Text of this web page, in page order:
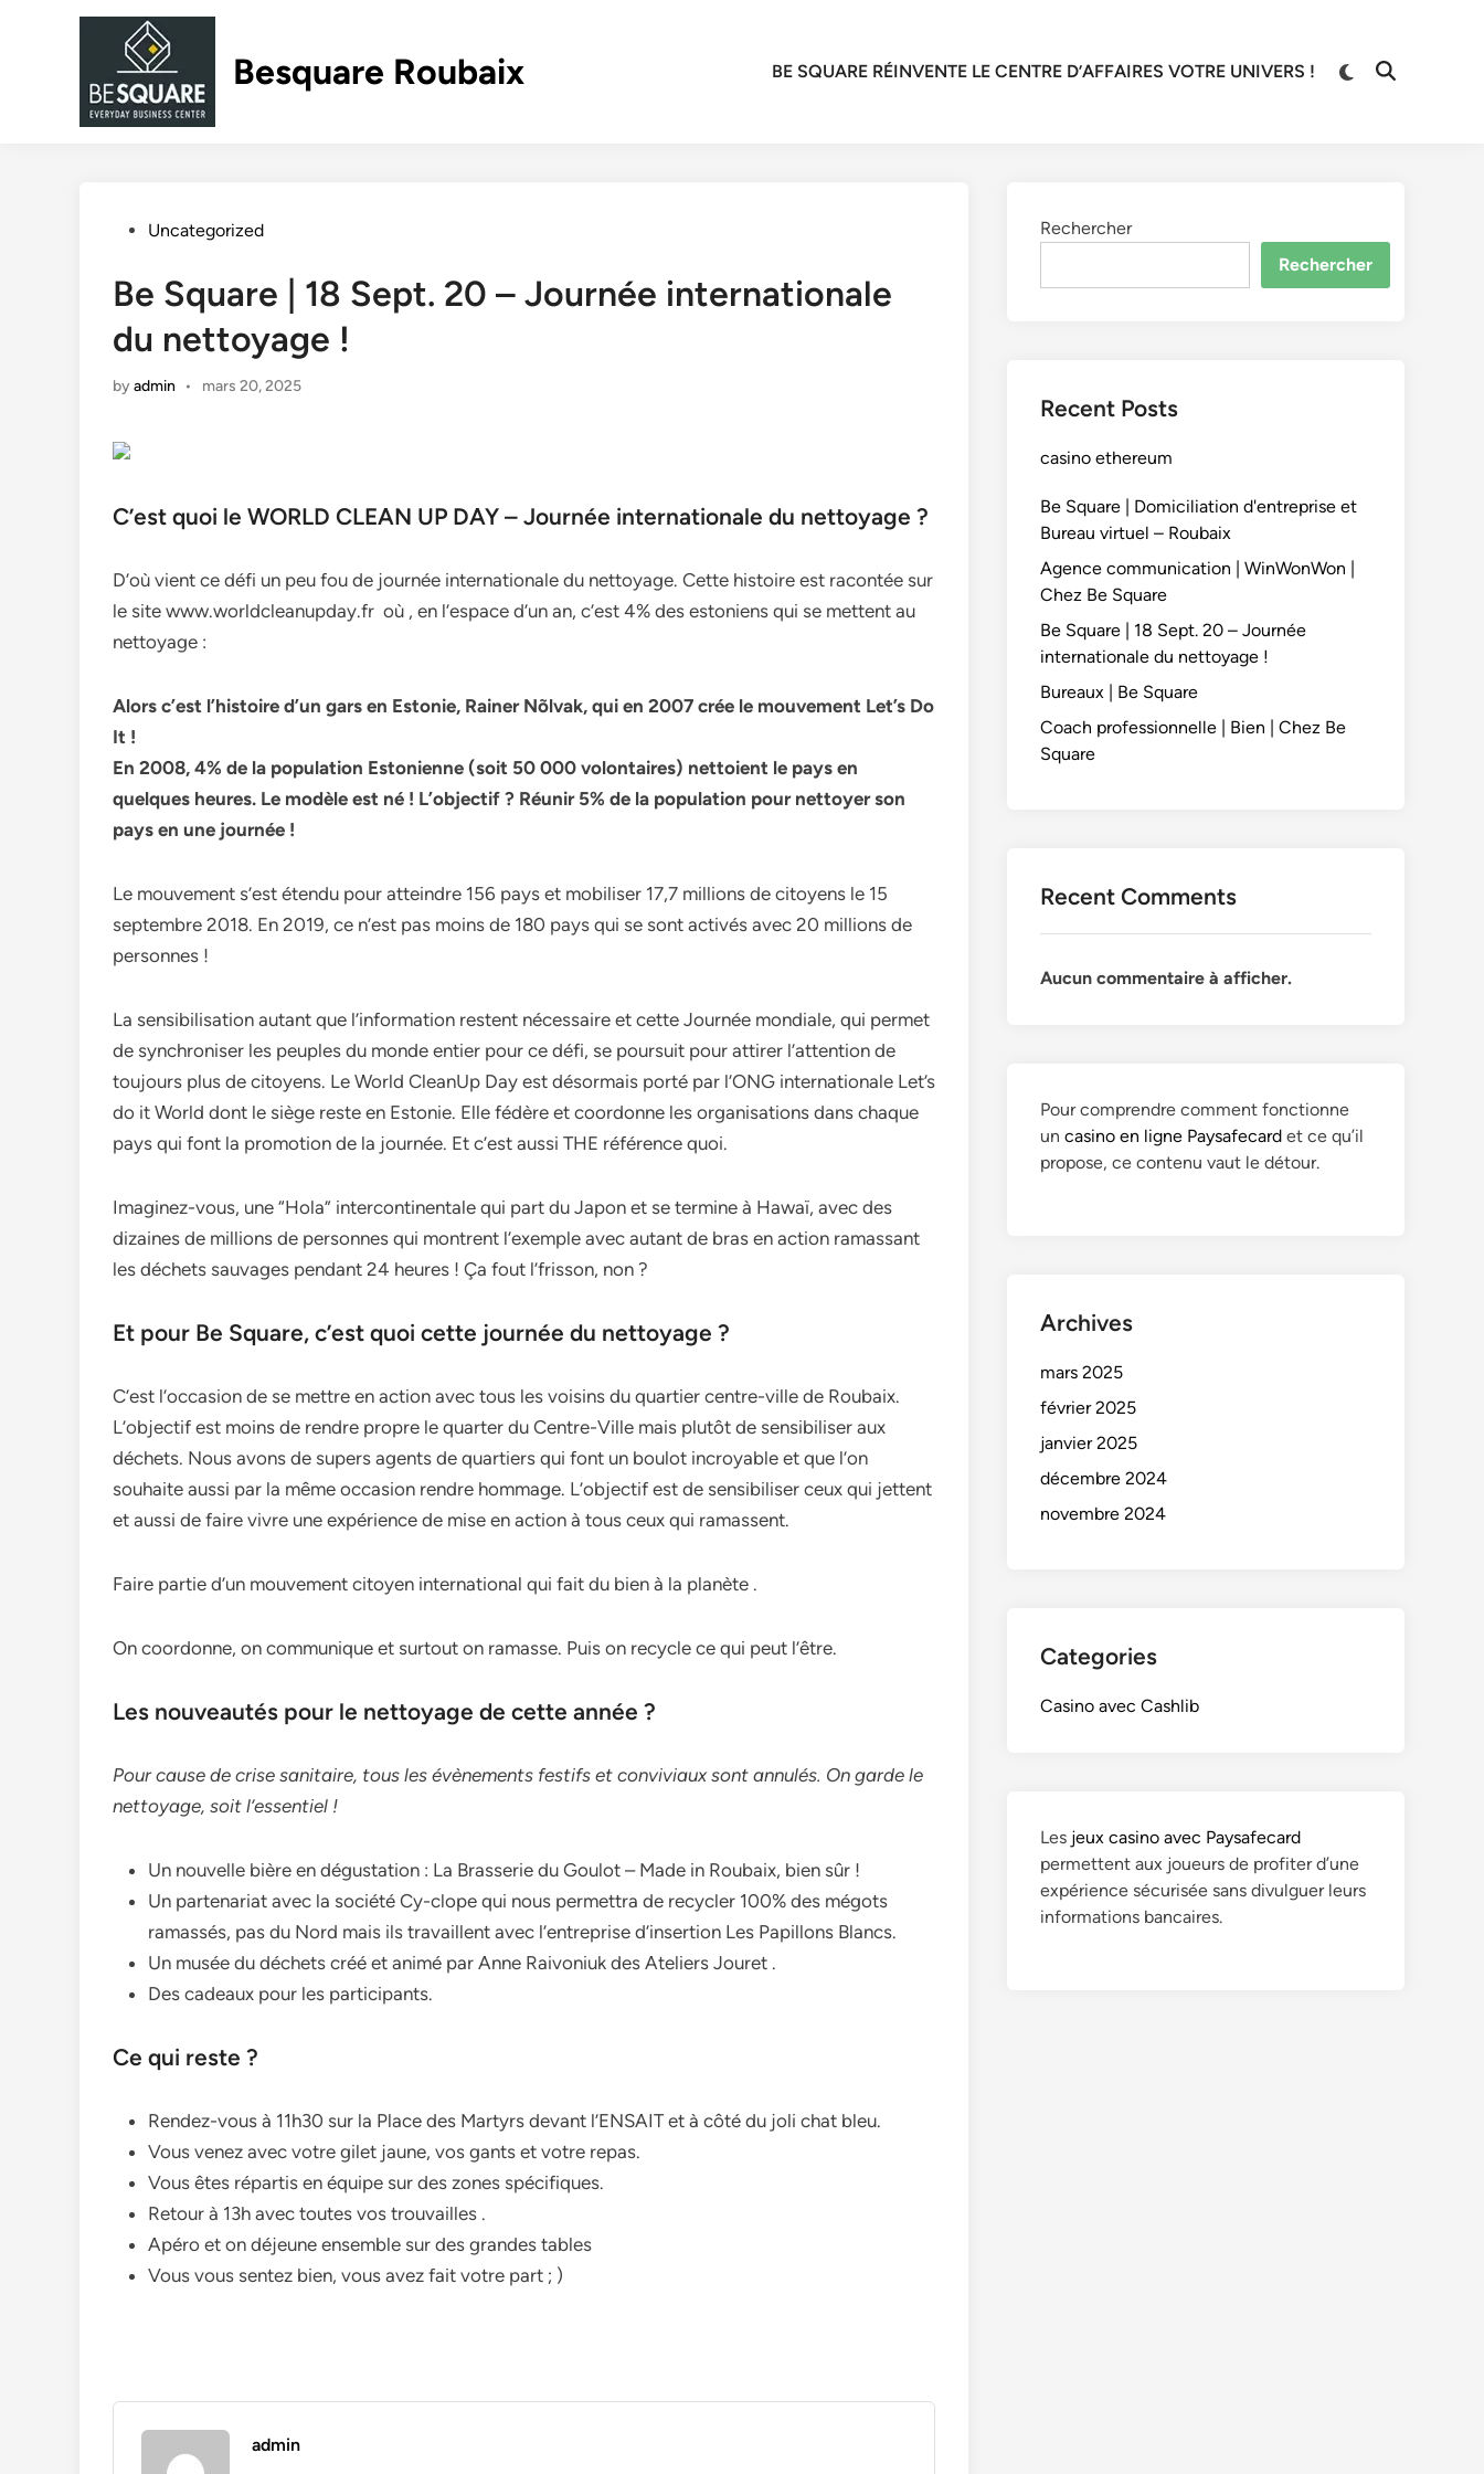
Besquare Roubaix BE SQUARE RÉINVENTE LE CENTRE D’AFFAIRES VOTRE UNIVERS !
PostedUncategorized
Be Square | 18 Sept. 20 – Journée internationale
du nettoyage !
byadmin • mars 20, 2025
C’est quoi le WORLD CLEAN UP DAY – Journée internationale du nettoyage ?
D’où vient ce défi un peu fou de journée internationale du nettoyage. Cette histoire est racontée sur
le site www.worldcleanupday.fr où , en l’espace d’un an, c’est 4% des estoniens qui se mettent au
nettoyage :
Alors c’est l’histoire d’un gars en Estonie, Rainer Nõlvak, qui en 2007 crée le mouvement Let’s Do
It !
En 2008, 4% de la population Estonienne (soit 50 000 volontaires) nettoient le pays en
quelques heures. Le modèle est né ! L’objectif ? Réunir 5% de la population pour nettoyer son
pays en une journée !
Le mouvement s’est étendu pour atteindre 156 pays et mobiliser 17,7 millions de citoyens le 15
septembre 2018. En 2019, ce n’est pas moins de 180 pays qui se sont activés avec 20 millions de
personnes !
La sensibilisation autant que l’information restent nécessaire et cette Journée mondiale, qui permet
de synchroniser les peuples du monde entier pour ce défi, se poursuit pour attirer l’attention de
toujours plus de citoyens. Le World CleanUp Day est désormais porté par l’ONG internationale Let’s
do it World dont le siège reste en Estonie. Elle fédère et coordonne les organisations dans chaque
pays qui font la promotion de la journée. Et c’est aussi THE référence quoi.
Imaginez-vous, une “Hola” intercontinentale qui part du Japon et se termine à Hawaï, avec des
dizaines de millions de personnes qui montrent l’exemple avec autant de bras en action ramassant
les déchets sauvages pendant 24 heures ! Ça fout l’frisson, non ?
Et pour Be Square, c’est quoi cette journée du nettoyage ?
C’est l’occasion de se mettre en action avec tous les voisins du quartier centre-ville de Roubaix.
L’objectif est moins de rendre propre le quarter du Centre-Ville mais plutôt de sensibiliser aux
déchets. Nous avons de supers agents de quartiers qui font un boulot incroyable et que l’on
souhaite aussi par la même occasion rendre hommage. L’objectif est de sensibiliser ceux qui jettent
et aussi de faire vivre une expérience de mise en action à tous ceux qui ramassent.
Faire partie d’un mouvement citoyen international qui fait du bien à la planète .
On coordonne, on communique et surtout on ramasse. Puis on recycle ce qui peut l’être.
Les nouveautés pour le nettoyage de cette année ?
Pour cause de crise sanitaire, tous les évènements festifs et conviviaux sont annulés. On garde le
nettoyage, soit l’essentiel !
Un nouvelle bière en dégustation : La Brasserie du Goulot – Made in Roubaix, bien sûr !
Un partenariat avec la société Cy-clope qui nous permettra de recycler 100% des mégots
ramassés, pas du Nord mais ils travaillent avec l’entreprise d’insertion Les Papillons Blancs.
Un musée du déchets créé et animé par Anne Raivoniuk des Ateliers Jouret .
Des cadeaux pour les participants.
Ce qui reste ?
Rendez-vous à 11h30 sur la Place des Martyrs devant l’ENSAIT et à côté du joli chat bleu.
Vous venez avec votre gilet jaune, vos gants et votre repas.
Vous êtes répartis en équipe sur des zones spécifiques.
Retour à 13h avec toutes vos trouvailles .
Apéro et on déjeune ensemble sur des grandes tables
Vous vous sentez bien, vous avez fait votre part ; )
admin
Rechercher
Rechercher
Recent Posts
casino ethereum
Be Square | Domiciliation d'entreprise et
Bureau virtuel – Roubaix
Agence communication | WinWonWon |
Chez Be Square
Be Square | 18 Sept. 20 – Journée
internationale du nettoyage !
Bureaux | Be Square
Coach professionnelle | Bien | Chez Be
Square
Recent Comments
Aucun commentaire à afficher.
Pour comprendre comment fonctionne
un casino en ligne Paysafecard et ce qu’il
propose, ce contenu vaut le détour.
Archives
mars 2025
février 2025
janvier 2025
décembre 2024
novembre 2024
Categories
Casino avec Cashlib
Les jeux casino avec Paysafecard
permettent aux joueurs de profiter d’une
expérience sécurisée sans divulguer leurs
informations bancaires.